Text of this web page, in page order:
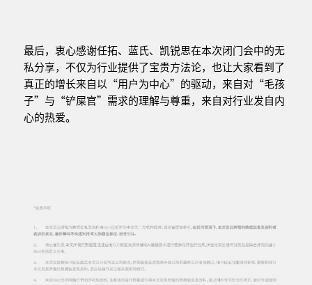
最后，衷心感谢任拓、蓝氏、凯锐思在本次闭门会中的无
私分享，不仅为行业提供了宝贵方法论，也让大家看到了
真正的增长来自以“用户为中心”的驱动，来自对“毛孩
子”与“铲屎官”需求的理解与尊重，来自对行业发自内
心的热爱。